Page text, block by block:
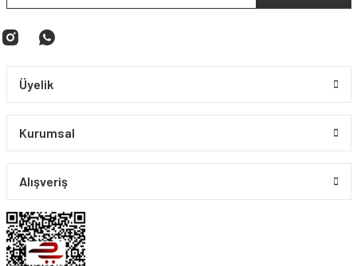
Üyelik
Kurumsal
Alışveriş